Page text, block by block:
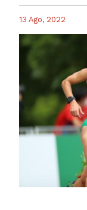
13 Ago, 2022